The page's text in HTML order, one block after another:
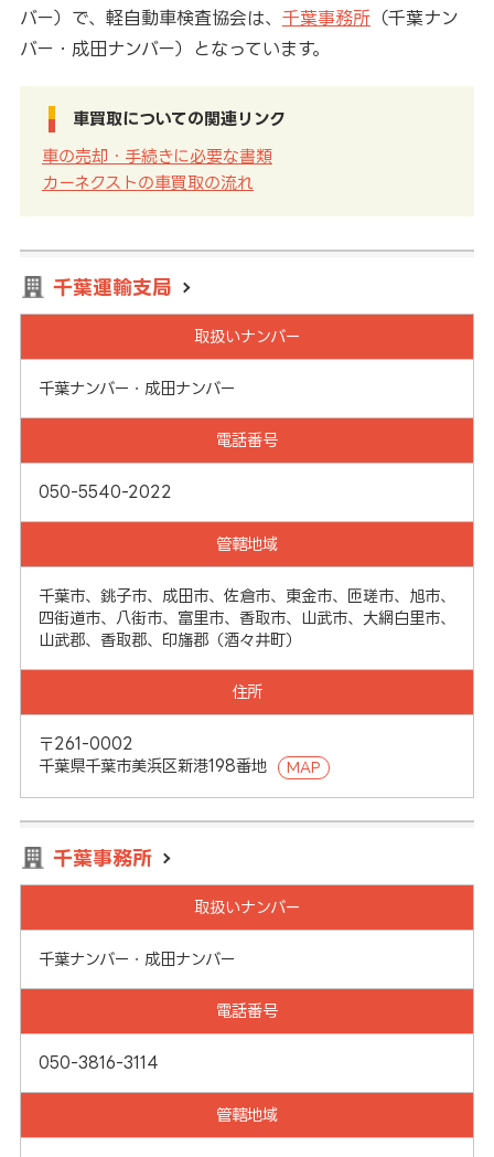
バー）で、軽自動車検査協会は、 千葉事務所（千葉ナン
バー・成田ナンバー）となっています。
車買取についての関連リンク
車の売却・手続きに必要な書類
カーネクストの車買取の流れ
千葉運輸支局
取扱いナンバー
千葉ナンバー・成田ナンバー
電話番号
050-5540-2022
管轄地域
千葉市、銚子市、成田市、佐倉市、東金市、匝瑳市、旭市、
四街道市、八街市、富里市、香取市、山武市、大網白里市、
山武郡、香取郡、印旛郡（酒々井町）
住所
〒261-0002
千葉県千葉市美浜区新港198番地
MAP
千葉事務所
取扱いナンバー
千葉ナンバー・成田ナンバー
電話番号
050-3816-3114
管轄地域